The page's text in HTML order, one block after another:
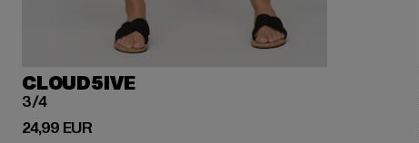
CLOUD5IVE
3/4
24,99 EUR
Derzeitiger Preis: 24,99 EUR